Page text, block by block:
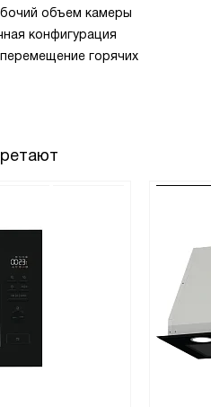
объем камеры
конфигурация
горячих